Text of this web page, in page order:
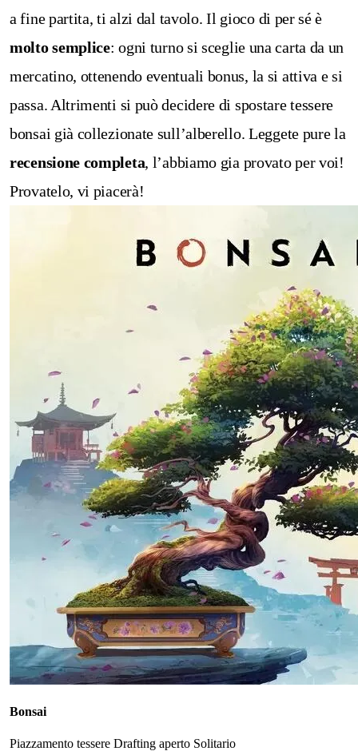
a fine partita, ti alzi dal tavolo. Il gioco di per sé è
molto semplice: ogni turno si sceglie una carta da un
mercatino, ottenendo eventuali bonus, la si attiva e si
passa. Altrimenti si può decidere di spostare tessere
bonsai già collezionate sull’alberello. Leggete pure la
recensione completa, l’abbiamo gia provato per voi!
Provatelo, vi piacerà!
Bonsai
Piazzamento tessere Drafting aperto Solitario